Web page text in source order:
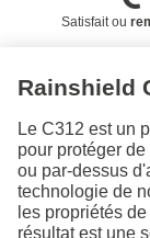
Satisfait ou
Rainshield
Le C312 est un
pour protéger
ou par-dessus
technologie de
les propriétés
résultat est une